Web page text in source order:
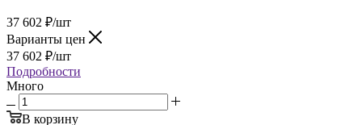
37 602 ₽/шт
Варианты цен
37 602 ₽/шт
Подробности
Много
В корзину